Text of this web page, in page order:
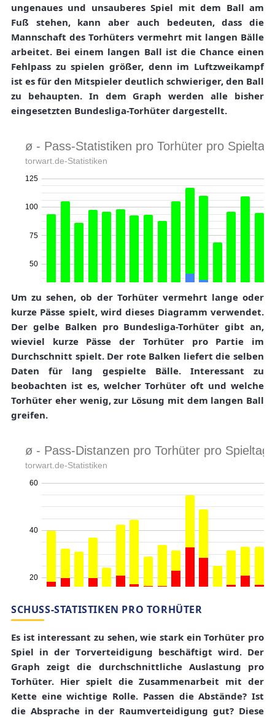
ungenaues und unsauberes Spiel mit dem Ball am
Fuß stehen, kann aber auch bedeuten, dass die
Mannschaft des Torhüters vermehrt mit langen Bälle
arbeitet. Bei einem langen Ball ist die Chance einen
Fehlpass zu spielen größer, denn im Luftzweikampf
ist es für den Mitspieler deutlich schwieriger, den Ball
zu behaupten. In dem Graph werden alle bisher
eingesetzten Bundesliga-Torhüter dargestellt.
Um zu sehen, ob der Torhüter vermehrt lange oder
kurze Pässe spielt, wird dieses Diagramm verwendet.
Der gelbe Balken pro Bundesliga-Torhüter gibt an,
wieviel kurze Pässe der Torhüter pro Partie im
Durchschnitt spielt. Der rote Balken liefert die selben
Daten für lang gespielte Bälle. Interessant zu
beobachten ist es, welcher Torhüter oft und welche
Torhüter eher wenig, zur Lösung mit dem langen Ball
greifen.
SCHUSS-STATISTIKEN PRO TORHÜTER
Es ist interessant zu sehen, wie stark ein Torhüter pro
Spiel in der Torverteidigung beschäftigt wird. Der
Graph zeigt die durchschnittliche Auslastung pro
Torhüter. Hier spielt die Zusammenarbeit mit der
Kette eine wichtige Rolle. Passen die Abstände? Ist
die Absprache in der Raumverteidigung gut? Diese